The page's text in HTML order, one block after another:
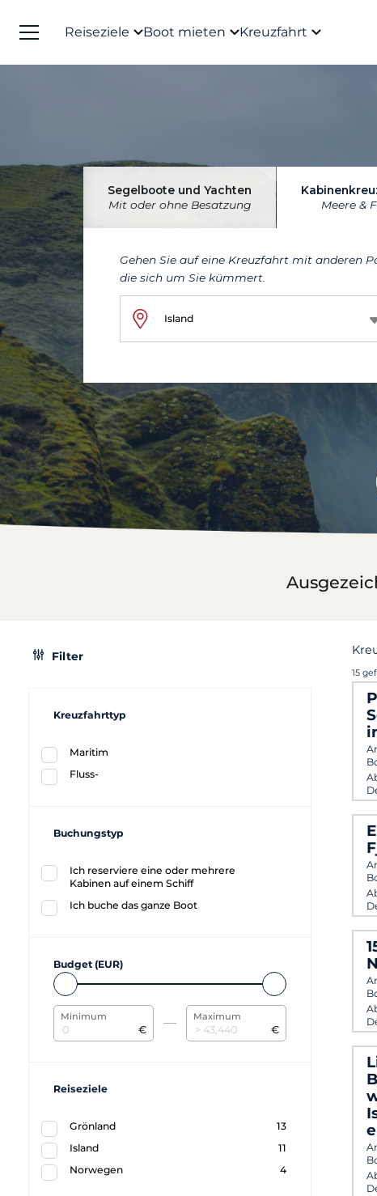
Reiseziele Boot mieten Kreuzfahrt
Segelboote und Yachten
Mit oder ohne Besatzung
Meere &
Gehen Sie auf eine Kreuzfahrt mit anderen
die sich um Sie kümmert.
Island
Filter
Kreuzfahrttyp
Maritim
Fluss-
Buchungstyp
Ich reserviere eine oder mehrere
Kabinen auf einem Schiff
Ich buche das ganze Boot
Budget (EUR)
Minimum
€
Maximum
€
Reiseziele
Grönland
13
Island
11
Norwegen
4
15